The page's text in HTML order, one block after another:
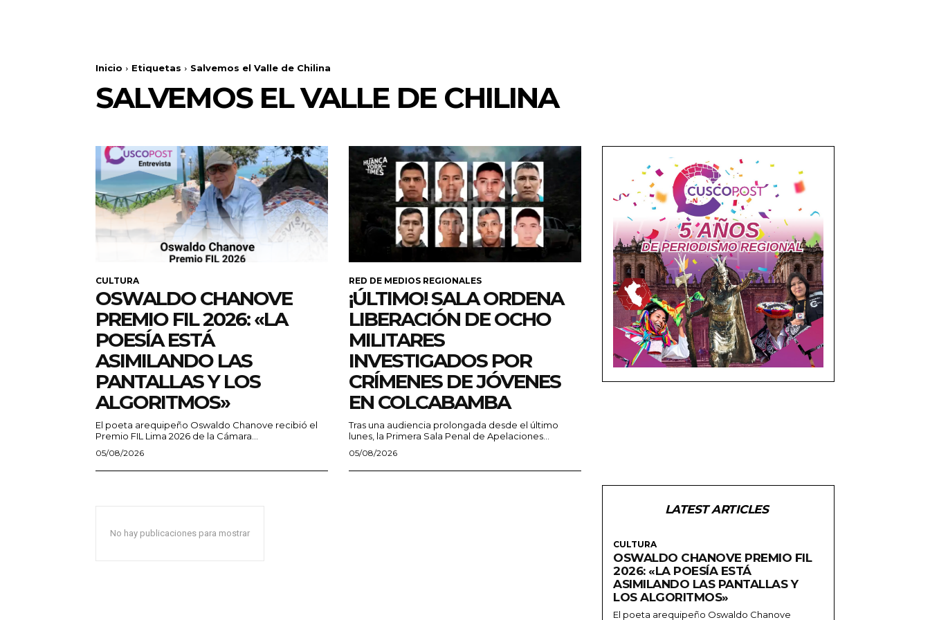
Inicio Etiquetas Salvemos el Valle de Chilina
SALVEMOS EL VALLE DE CHILINA
CULTURA
OSWALDO CHANOVE
PREMIO FIL 2026: «LA
POESÍA ESTÁ
ASIMILANDO LAS
PANTALLAS Y LOS
ALGORITMOS»
El poeta arequipeño Oswaldo Chanove recibió el
Premio FIL Lima 2026 de la Cámara...
05/08/2026
RED DE MEDIOS REGIONALES
¡ÚLTIMO! SALA ORDENA
LIBERACIÓN DE OCHO
MILITARES
INVESTIGADOS POR
CRÍMENES DE JÓVENES
EN COLCABAMBA
Tras una audiencia prolongada desde el último
lunes, la Primera Sala Penal de Apelaciones...
05/08/2026
No hay publicaciones para mostrar
LATEST ARTICLES
CULTURA
OSWALDO CHANOVE PREMIO FIL
2026: «LA POESÍA ESTÁ
ASIMILANDO LAS PANTALLAS Y
LOS ALGORITMOS»
El poeta arequipeño Oswaldo Chanove